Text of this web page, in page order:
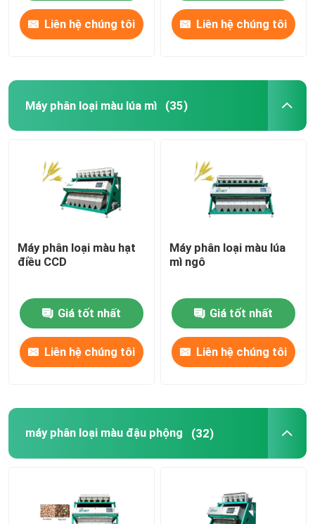
Liên hệ chúng tôi Liên hệ chúng tôi
Máy phân loại màu lúa mì (35)
Máy phân loại màu hạt
điều CCD
Giá tốt nhất
Liên hệ chúng tôi
Máy phân loại màu lúa
mì ngô
Giá tốt nhất
Liên hệ chúng tôi
máy phân loại màu đậu phộng (32)